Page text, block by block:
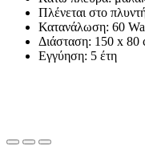
Πλένεται στο
Κατανάλωση: 60
Διάσταση: 150 x 80
Εγγύηση: 5 έτη